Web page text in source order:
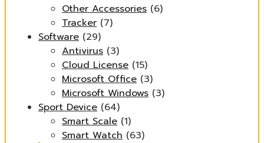
Other Accessories (6)
Tracker (7)
Software (29)
Antivirus (3)
Cloud License (15)
Microsoft Office (3)
Microsoft Windows (3)
Sport Device (64)
Smart Scale (1)
Smart Watch (63)